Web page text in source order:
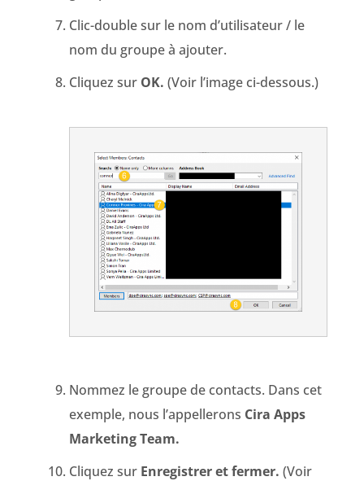
Clic-double sur le nom d’utilisateur / le
nom du groupe à ajouter.
Cliquez sur OK. (Voir l’image ci-dessous.)
Nommez le groupe de contacts. Dans cet
exemple, nous l’appellerons Cira Apps
Marketing Team.
Cliquez sur Enregistrer et fermer. (Voir